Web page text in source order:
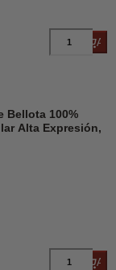
Bellota 100%
Alta Expresión,